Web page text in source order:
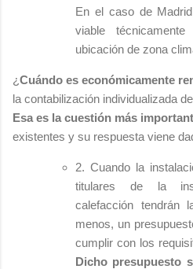
En el caso de
viable
ubicación de zona
¿Cuándo es económicamente
la contabilización individualizada
Esa es la cuestión más
existentes y su respuesta viene
2. Cuando la
titulares de la
calefacción tendrán
menos, un
cumplir con los
Dicho presupuesto